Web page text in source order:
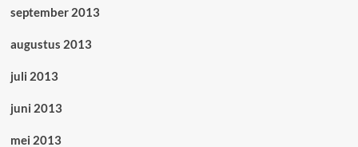
september 2013
augustus 2013
juli 2013
juni 2013
mei 2013